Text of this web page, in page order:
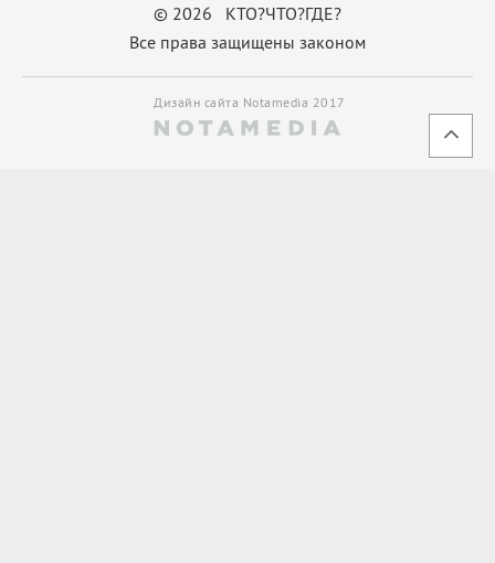
© 2026 КТО?ЧТО?ГДЕ?
Все права защищены законом
Дизайн сайта Notamedia 2017